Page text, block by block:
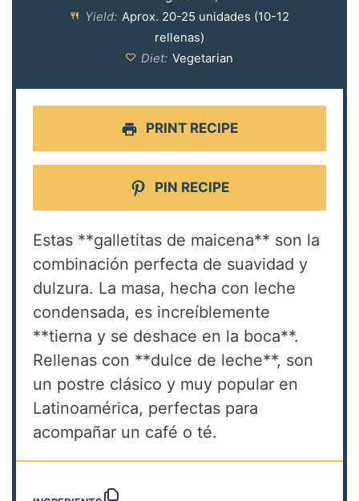
Yield: Aprox. 20-25 unidades (10-12
rellenas)
Diet: Vegetarian
PRINT RECIPE
PIN RECIPE
Estas **galletitas de maicena** son la
combinación perfecta de suavidad y
dulzura. La masa, hecha con leche
condensada, es increíblemente
**tierna y se deshace en la boca**.
Rellenas con **dulce de leche**, son
un postre clásico y muy popular en
Latinoamérica, perfectas para
acompañar un café o té.